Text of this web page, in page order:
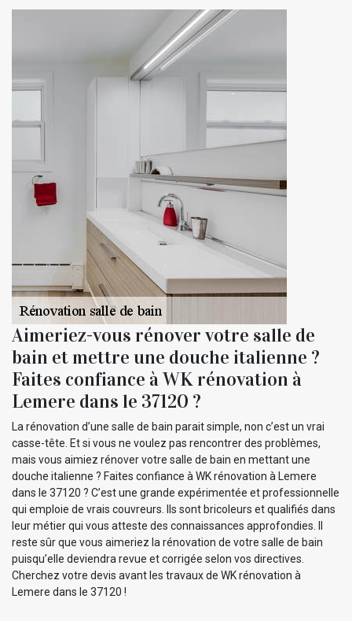
Aimeriez-vous rénover votre salle de
bain et mettre une douche italienne ?
Faites confiance à WK rénovation à
Lemere dans le 37120 ?
La rénovation d’une salle de bain parait simple, non c’est un vrai
casse-tête. Et si vous ne voulez pas rencontrer des problèmes,
mais vous aimiez rénover votre salle de bain en mettant une
douche italienne ? Faites confiance à WK rénovation à Lemere
dans le 37120 ? C’est une grande expérimentée et professionnelle
qui emploie de vrais couvreurs. Ils sont bricoleurs et qualifiés dans
leur métier qui vous atteste des connaissances approfondies. Il
reste sûr que vous aimeriez la rénovation de votre salle de bain
puisqu’elle deviendra revue et corrigée selon vos directives.
Cherchez votre devis avant les travaux de WK rénovation à
Lemere dans le 37120 !